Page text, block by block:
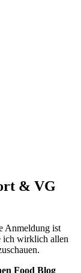
& VG
Anmeldung ist
ich wirklich allen
Food Blog